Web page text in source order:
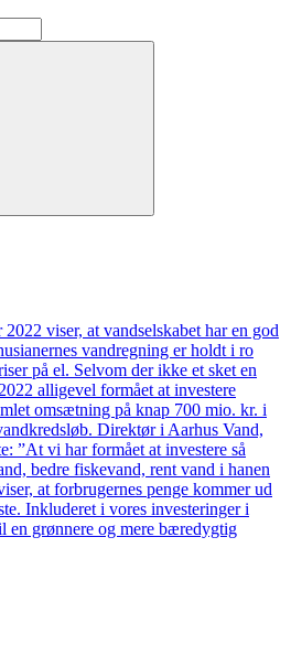
viser, at vandselskabet har en god
vandregning er holdt i ro
på el. Selvom der ikke et sket en
alligevel formået at investere
omsætning på knap 700 mio. kr. i
Direktør i Aarhus Vand,
”At vi har formået at investere så
bedre fiskevand, rent vand i hanen
at forbrugernes penge kommer ud
Inkluderet i vores investeringer i
en grønnere og mere bæredygtig